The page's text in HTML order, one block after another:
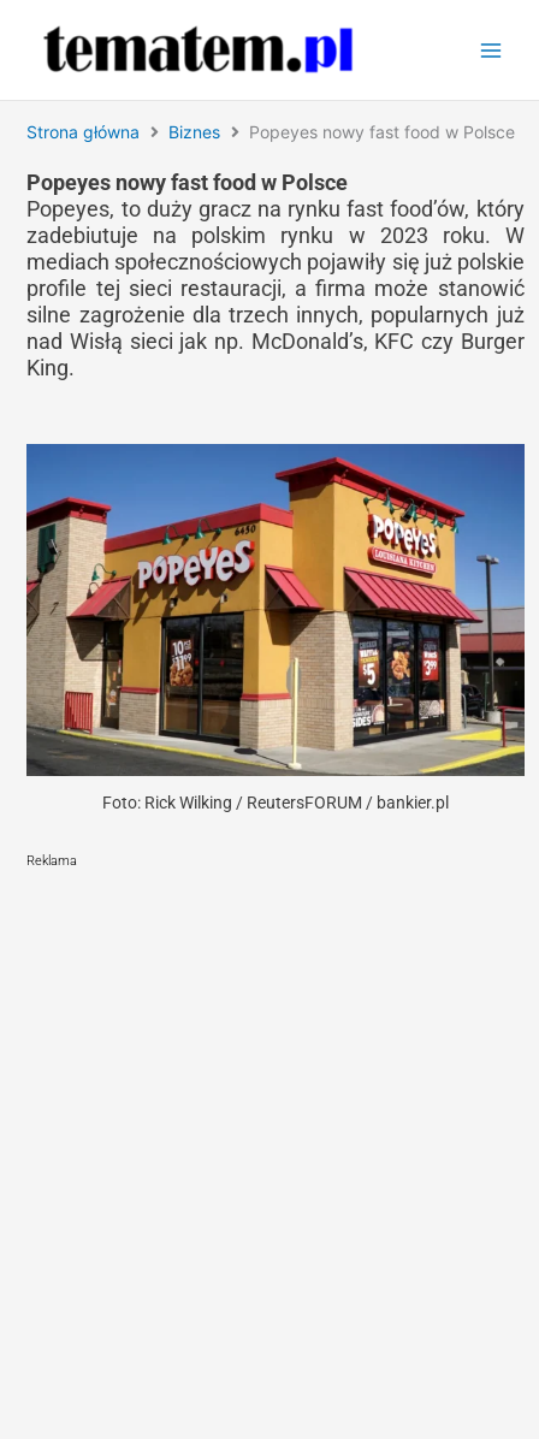
Strona główna Biznes Popeyes nowy fast food w Polsce
Popeyes nowy fast food w Polsce
Popeyes, to duży gracz na rynku fast food’ów, który
zadebiutuje na polskim rynku w 2023 roku. W
mediach społecznościowych pojawiły się już polskie
profile tej sieci restauracji, a firma może stanowić
silne zagrożenie dla trzech innych, popularnych już
nad Wisłą sieci jak np. McDonald’s, KFC czy Burger
King.
Foto: Rick Wilking / ReutersFORUM / bankier.pl
Reklama